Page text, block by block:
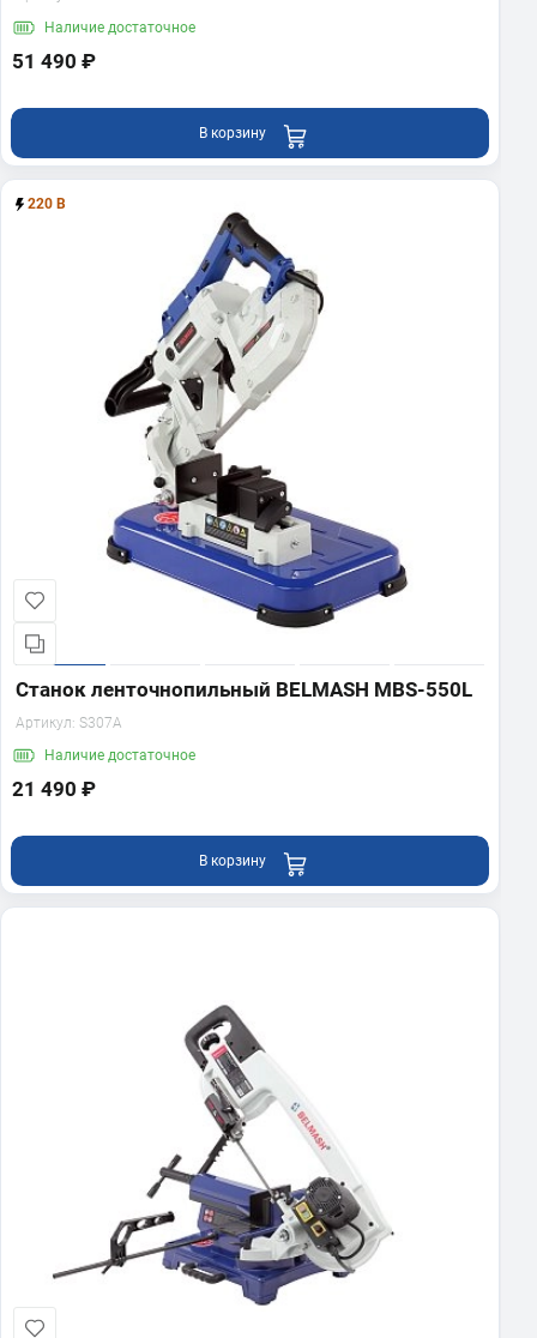
Наличие достаточное
51 490 ₽
В корзину
220 В
Станок ленточнопильный BELMASH MBS-550L
Артикул: S307A
Наличие достаточное
21 490 ₽
В корзину